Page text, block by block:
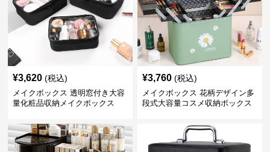
¥3,620 (税込)
メイクボックス 透明窓付き大容
量化粧品収納メイクボックス
¥3,760 (税込)
メイクボックス 花柄デザイン多
段式大容量コスメ収納ボックス